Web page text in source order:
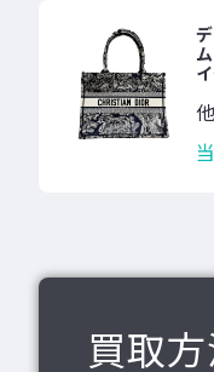
買取